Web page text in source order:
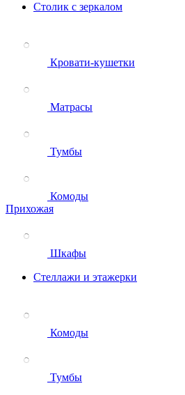
Столик с зеркалом
Кровати-кушетки
Матрасы
Тумбы
Комоды
Прихожая
Шкафы
Стеллажи и этажерки
Комоды
Тумбы